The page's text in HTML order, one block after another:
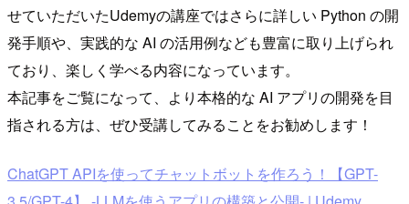
せていただいたUdemyの講座ではさらに詳しい Python の開
発手順や、実践的な AI の活用例なども豊富に取り上げられ
ており、楽しく学べる内容になっています。
本記事をご覧になって、より本格的な AI アプリの開発を目
指される方は、ぜひ受講してみることをお勧めします！
ChatGPT APIを使ってチャットボットを作ろう！【GPT-